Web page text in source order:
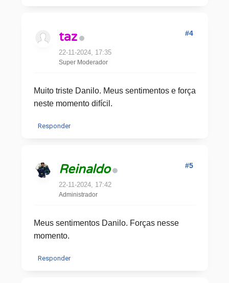
taz
22-11-2024, 17:35
Super Moderador
#4
Muito triste Danilo. Meus sentimentos e força
neste momento difícil.
Responder
Reinaldo
22-11-2024, 17:42
Administrador
#5
Meus sentimentos Danilo. Forças nesse
momento.
Responder